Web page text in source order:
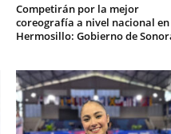
Competirán por la mejor
coreografía a nivel nacional en
Hermosillo: Gobierno de